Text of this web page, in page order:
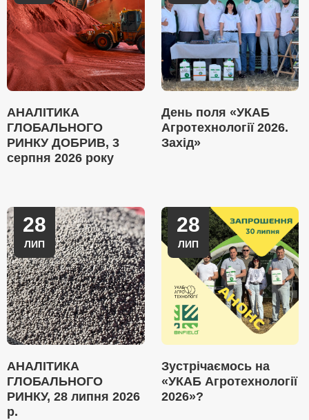
АНАЛІТИКА
ГЛОБАЛЬНОГО
РИНКУ ДОБРИВ, 3
серпня 2026 року
День поля «УКАБ
Агротехнології 2026.
Захід»
28
ЛИП
АНАЛІТИКА
ГЛОБАЛЬНОГО
РИНКУ, 28 липня 2026
р.
28
ЛИП
Зустрічаємось на
«УКАБ Агротехнології
2026»?